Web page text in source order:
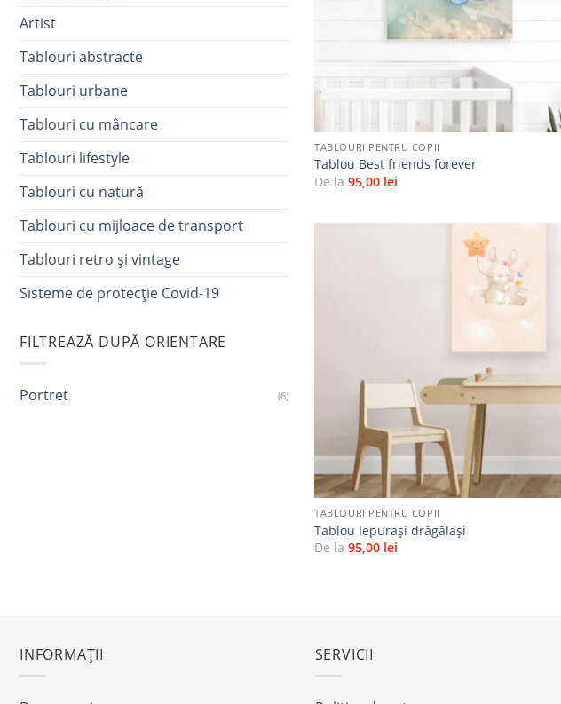
Artist
Tablouri abstracte
Tablouri urbane
Tablouri cu mâncare
Tablouri lifestyle
Tablouri cu natură
Tablouri cu mijloace de transport
Tablouri retro și vintage
Sisteme de protecție Covid-19
FILTREAZĂ DUPĂ ORIENTARE
Portret (6)
TABLOURI PENTRU COPII
Tablou Best friends forever
De la95,00 lei
+
TABLOURI PENTRU COPII
Tablou Iepurași drăgălași
De la95,00 lei
INFORMAȚII SERVICII